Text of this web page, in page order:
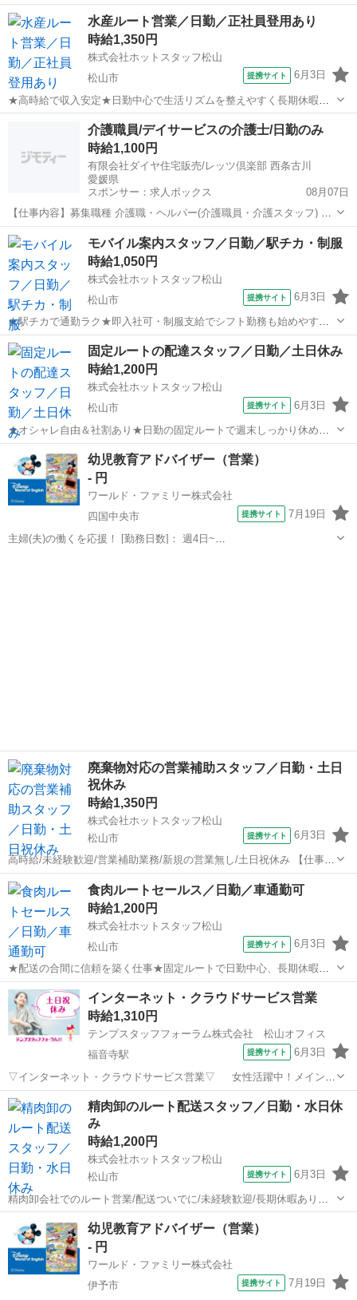
のみ！飛び込み営業はありません ●時短相談OK！自分のペースで働け
るので、お休みも取りやすい◎ ●未経験からチャレンジ→正社員のチ
ャンス！営業デビュー応援☆...
愛媛 四国中央市 伊予三島駅 営業
水産ルート営業／日勤／正社員登用あり
時給1,350円
株式会社ホットスタッフ松山
松山市
提携サイト 6月3日
★高時給で収入安定★日勤中心で生活リズムを整えやすく長期休暇も
取得可能♪ 【仕事内容】 ————————————————————
◆◆ お仕事内容 ◆◆
営業
介護職員/デイサービスの介護士/日勤のみ
時給1,100円
有限会社ダイヤ住宅販売/レッツ倶楽部 西条古川
愛媛県
スポンサー：求人ボックス
08月07日
【仕事内容】募集職種 介護職・ヘルパー(介護職員・介護スタッフ) パ
ート・アルバイト 仕事内容 身体介護、食事介助、入浴介助、排泄介
助、生活援助、送迎、レク企画・運営 給与・手当 <給与> 時給1,100円
<基本給> 1,100...
アルバイト・パート
モバイル案内スタッフ／日勤／駅チカ・制服
時給1,050円
株式会社ホットスタッフ松山
松山市
提携サイト 6月3日
★駅チカで通勤ラク★即入社可・制服支給でシフト勤務も始めやすい
職場です♪ 【仕事内容】 ————————————————————
◆◆ お仕事内容 ◆◆
愛媛 松山市 営業
固定ルートの配達スタッフ／日勤／土日休み
時給1,200円
株式会社ホットスタッフ松山
松山市
提携サイト 6月3日
★オシャレ自由＆社割あり★日勤の固定ルートで週末しっかり休める
職場です♪ 【仕事内容】
—————————————————————— ◆◆ お仕事内容
の概要 ◆◆ —————————————————————— 《 ど
ん...
松山市 営業
幼児教育アドバイザー（営業）
- 円
ワールド・ファミリー株式会社
四国中央市
提携サイト 7月19日
主婦(夫)の働くを応援！ [勤務日数]： 週4日~
廃棄物対応の営業補助スタッフ／日勤・土日
祝休み
時給1,350円
株式会社ホットスタッフ松山
松山市
提携サイト 6月3日
高時給/未経験歓迎/営業補助業務/新規の営業無し/土日祝休み 【仕事内
容】 ———————————————————— ◆◆ お仕事内
容 ◆◆ ———————————————————— ☆営業補助業務
☆ -----...
愛媛
食肉ルートセールス／日勤／車通勤可
時給1,200円
株式会社ホットスタッフ松山
松山市
提携サイト 6月3日
★配送の合間に信頼を築く仕事★固定ルートで日勤中心、長期休暇あ
りで無理なく続けられる職場です♪ 【仕事内容】
———————————————————— ◆◆ お仕事内容
愛媛 松山市 営業
インターネット・クラウドサービス営業
時給1,310円
テンプスタッフフォーラム株式会社 松山オフィス
福音寺駅
提携サイト 6月3日
▽インターネット・クラウドサービス営業▽ 女性活躍中！メイン営
業担当のサポート業務！まずは現営業さんの補佐からスタート！問合
せ対応は慣れてから◎高時給1,310円×土日祝休みでプレイべートも充
実！～ご自宅からスマホ・PC...
愛媛 福音寺駅 営業
精肉卸のルート配送スタッフ／日勤・水日休
み
時給1,200円
株式会社ホットスタッフ松山
松山市
提携サイト 6月3日
精肉卸会社でのルート営業/配送ついでに/未経験歓迎/長期休暇あり
【仕事内容】 ———————————————————— ◆◆ お
仕事内容 ◆◆ ———————————————————— 精肉卸会
社でのルート営業！ ...
松山市 営業
幼児教育アドバイザー（営業）
- 円
ワールド・ファミリー株式会社
伊予市
提携サイト 7月19日